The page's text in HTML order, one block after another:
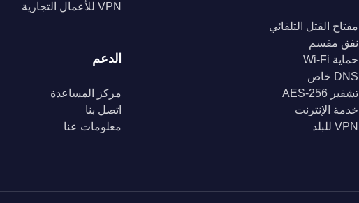
مفتاح القتل التلقائي
نفق مقسم
حماية Wi-Fi
DNS خاص
تشفير AES-256
خدمة الإنترنت
VPN للبلد
VPN للأعمال التجارية
الدعم
مركز المساعدة
اتصل بنا
معلومات عنا